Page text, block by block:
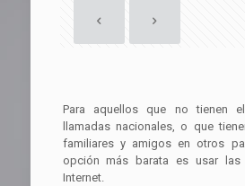
Para aquellos que no tienen
llamadas nacionales, o que
familiares y amigos en otros
opción más barata es usar las
Internet.